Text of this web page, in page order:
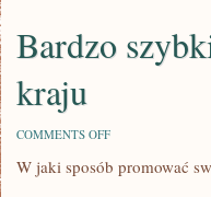
Bardzo
kraju
COMMENTS OFFON
SZYBKI
W jaki sposób promować